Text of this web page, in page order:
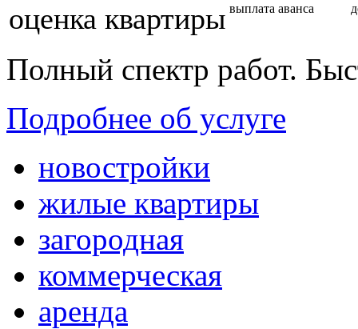
оценка квартиры выплата аванса
Полный спектр работ.
Подробнее об услуге
новостройки
жилые квартиры
загородная
коммерческая
аренда